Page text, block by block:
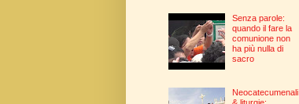
Senza parole:
quando il fare la
comunione non
ha più nulla di
sacro
Neocatecumenali